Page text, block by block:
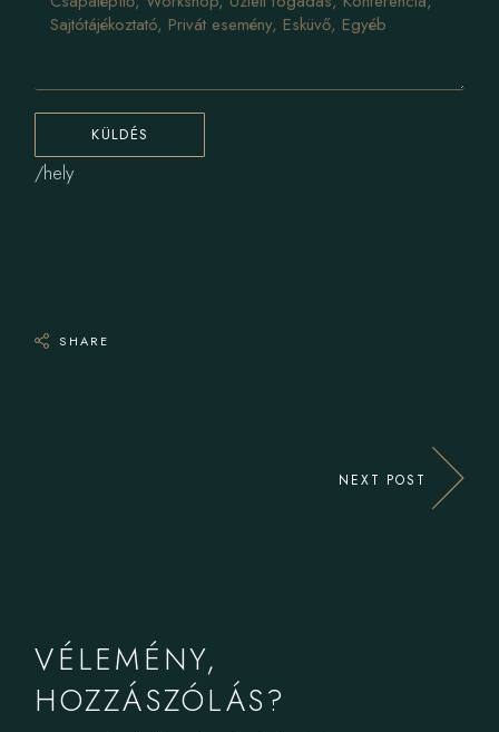
KÜLDÉS
/hely
SHARE
NEXT POST
VÉLEMÉNY,
HOZZÁSZÓLÁS?